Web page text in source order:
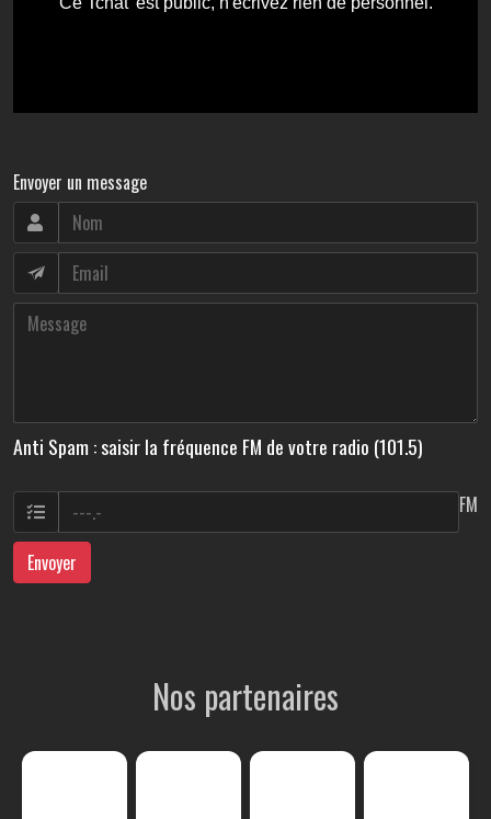
Envoyer un message
Anti Spam : saisir la fréquence FM de votre radio (101.5)
FM
Envoyer
Nos partenaires